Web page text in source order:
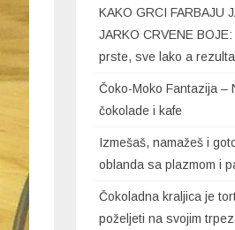
KAKO GRCI FARBAJU
JARKO CRVENE
prste, sve lako a
Čoko-Moko Fantazija –
čokolade i kafe
Izmešaš, namažeš i
oblanda sa plazmom i
Čokoladna kraljica je
poželjeti na svojim